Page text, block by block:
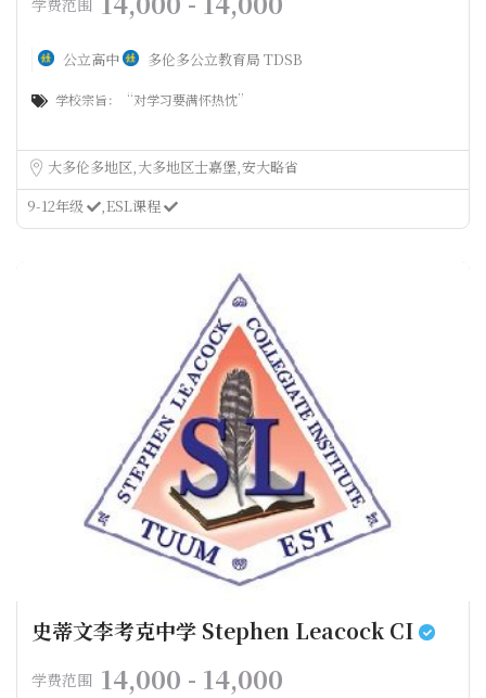
学费范围
公立高中 多伦多公立教育局 TDSB
学校宗旨：“对学习要满怀热忱”
大多伦多地区大多地区士嘉堡安大略省
9-12年级
ESL课程
史蒂文李考克中学 Stephen Leacock CI
学费范围 14,000 - 14,000